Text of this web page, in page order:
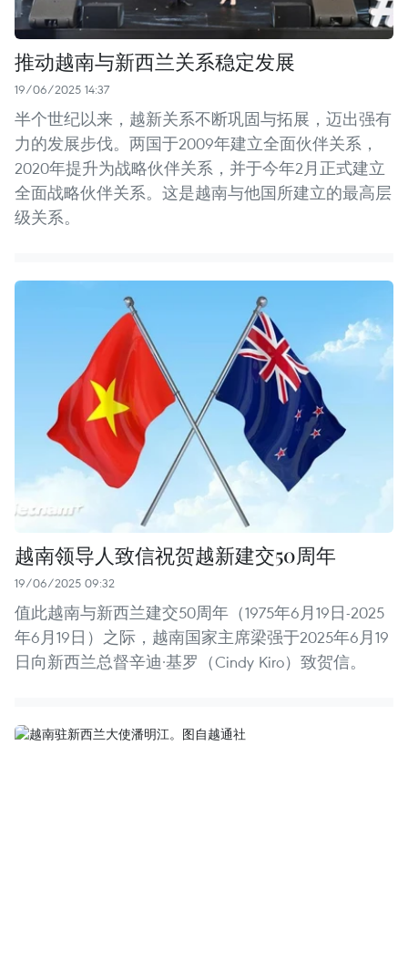
推动越南与新西兰关系稳定发展
19/06/2025 14:37
半个世纪以来，越新关系不断巩固与拓展，迈出强有
力的发展步伐。两国于2009年建立全面伙伴关系，
2020年提升为战略伙伴关系，并于今年2月正式建立
全面战略伙伴关系。这是越南与他国所建立的最高层
级关系。
越南领导人致信祝贺越新建交50周年
19/06/2025 09:32
值此越南与新西兰建交50周年（1975年6月19日-2025
年6月19日）之际，越南国家主席梁强于2025年6月19
日向新西兰总督辛迪·基罗（Cindy Kiro）致贺信。